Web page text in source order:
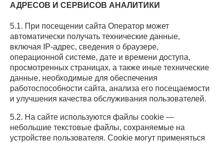
АДРЕСОВ И СЕРВИСОВ АНАЛИТИКИ
5.1. При посещении сайта Оператор может
автоматически получать технические данные,
включая IP-адрес, сведения о браузере,
операционной системе, дате и времени доступа,
просмотренных страницах, а также иные технические
данные, необходимые для обеспечения
работоспособности сайта, анализа его посещаемости
и улучшения качества обслуживания пользователей.
5.2. На сайте используются файлы cookie —
небольшие текстовые файлы, сохраняемые на
устройстве пользователя. Cookie могут применяться